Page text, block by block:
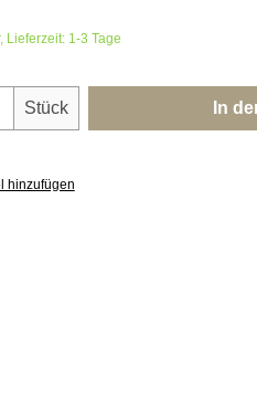
Lieferzeit: 1-3 Tage
Gib den
Stück In
hinzufügen